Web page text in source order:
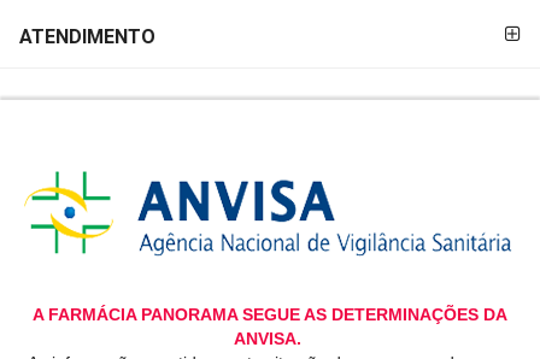
ATENDIMENTO
A FARMÁCIA PANORAMA SEGUE AS DETERMINAÇÕES DA
ANVISA.